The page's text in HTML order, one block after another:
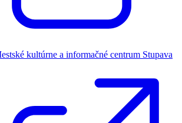
kultúrne a informačné centrum Stupava